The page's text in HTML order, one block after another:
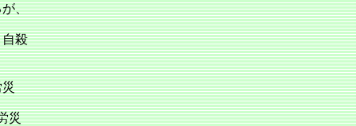
、
殺
災
災